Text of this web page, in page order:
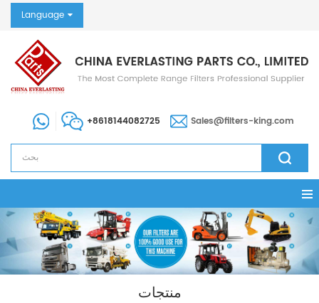
Language
+8618144082725 Sales@filters-king.com
منتجات